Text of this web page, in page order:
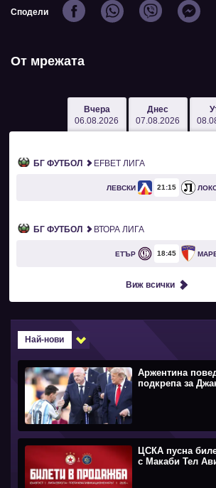
Сподели
От мрежата
Вчера
06.08.2026
Днес
07.08.2026
БГ ФУТБОЛ EFBET ЛИГА
ЛЕВСКИ 21 15
БГ ФУТБОЛ ВТОРА ЛИГА
ЕТЪР 18 45
Виж всички
Най-нови
Аржентина
подкрепа за
ЦСКА пусна
с Макаби Тел